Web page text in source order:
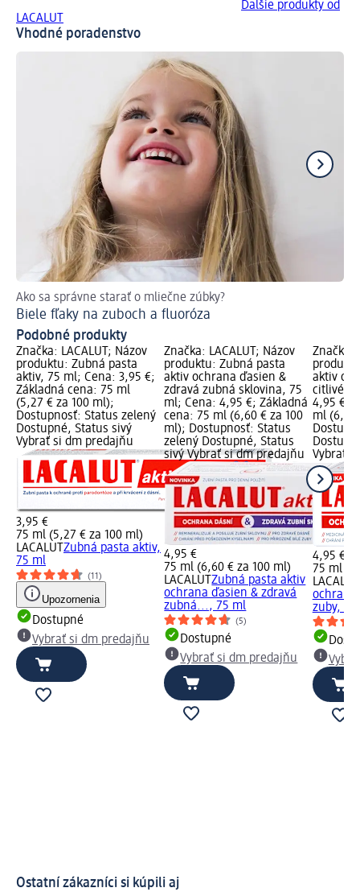
Ďalšie produkty od
LACALUT
Vhodné poradenstvo
Ako sa správne starať o mliečne zúbky?
Biele fľaky na zuboch a fluoróza
Podobné produkty
Značka: LACALUT; Názov
produktu: Zubná pasta
aktiv, 75 ml; Cena: 3,95 €;
Základná cena: 75 ml
(5,27 € za 100 ml);
Dostupnosť: Status zelený
Dostupné, Status sivý
Vybrať si dm predajňu
3,95 €
75 ml (5,27 € za 100 ml)
LACALUTZubná pasta aktiv,
75 ml
(11)
Upozornenia
Dostupné
Vybrať si dm predajňu
Značka: LACALUT; Názov
produktu: Zubná pasta
aktiv ochrana ďasien &
zdravá zubná sklovina, 75
ml; Cena: 4,95 €; Základná
cena: 75 ml (6,60 € za 100
ml); Dostupnosť: Status
zelený Dostupné, Status
sivý Vybrať si dm predajňu
4,95 €
75 ml (6,60 € za 100 ml)
LACALUTZubná pasta aktiv
ochrana ďasien & zdravá
zubná..., 75 ml
(5)
Dostupné
Vybrať si dm predajňu
Značka:
aktiv
citlivé
4,95 €;
ml (6,60
Vybrať
4,95 €
75 ml
LACALUT
ochrana
zuby, 75
Ostatní zákazníci si kúpili aj